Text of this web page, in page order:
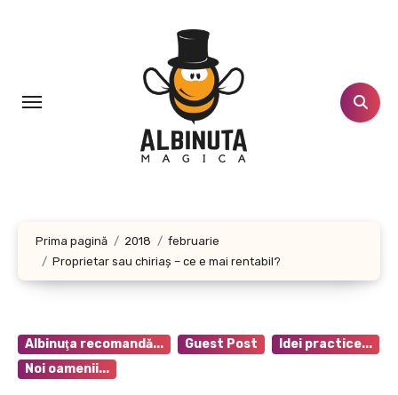
Prima pagină 2018
februarie
Proprietar sau chiriaș – ce e mai rentabil?
Albinuţa recomandă... Guest Post
Idei practice...
Noi oamenii...